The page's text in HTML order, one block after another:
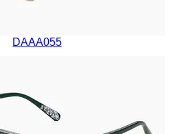
DAAA055